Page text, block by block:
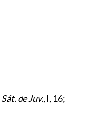
Sát. de Juv., I, 16;